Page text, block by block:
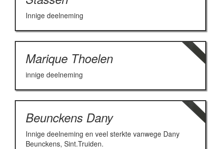
Innige deelneming
Marique Thoelen
innige deelneming
Beunckens Dany
Innige deelneming en veel sterkte vanwege Dany
Beunckens, Sint.Truiden.